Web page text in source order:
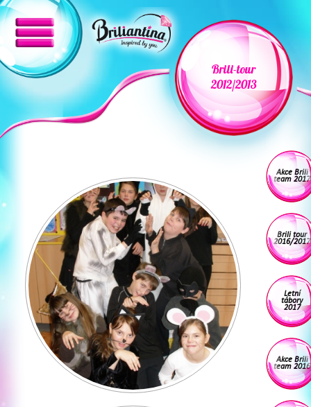
Brili-tour
2012/2013
Akce Brili
team 2017
Brili tour
2016/2017
Letní
tábory
2017
Akce Brili
team 2016